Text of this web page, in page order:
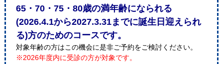
65・70・75・80歳の満年齢になられる
(2026.4.1から2027.3.31までに誕生日迎えられ
る)方のためのコースです。
対象年齢の方はこの機会に是非ご予約をご検討ください。
※2026年度内に受診の方が対象です。